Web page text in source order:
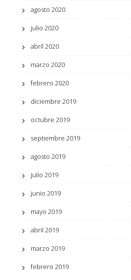
agosto 2020
julio 2020
abril 2020
marzo 2020
febrero 2020
diciembre 2019
octubre 2019
septiembre 2019
agosto 2019
julio 2019
junio 2019
mayo 2019
abril 2019
marzo 2019
febrero 2019